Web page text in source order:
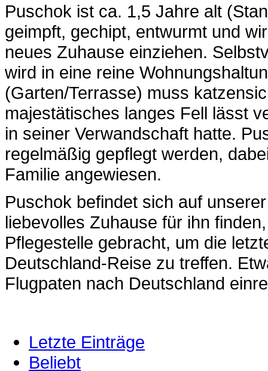
Puschok ist ca. 1,5 Jahre alt
geimpft, gechipt, entwurmt und
neues Zuhause einziehen.
wird in eine reine
(Garten/Terrasse) muss
majestätisches langes Fell lässt
in seiner Verwandschaft hatte.
regelmäßig gepflegt werden,
Familie angewiesen.
Puschok befindet sich auf
liebevolles Zuhause für ihn
Pflegestelle gebracht, um die
Deutschland-Reise zu treffen.
Flugpaten nach Deutschland
Letzte Einträge
Beliebt